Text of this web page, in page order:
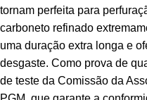
tornam perfeita para
carboneto refinado
uma duração extra longa e
desgaste. Como prova de
de teste da Comissão da